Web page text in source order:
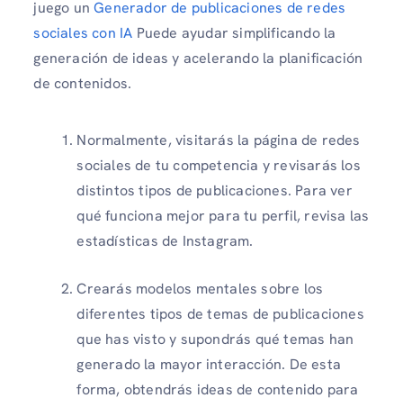
juego un Generador de publicaciones de redes
sociales con IA Puede ayudar simplificando la
generación de ideas y acelerando la planificación
de contenidos.
Normalmente, visitarás la página de redes
sociales de tu competencia y revisarás los
distintos tipos de publicaciones. Para ver
qué funciona mejor para tu perfil, revisa las
estadísticas de Instagram.
Crearás modelos mentales sobre los
diferentes tipos de temas de publicaciones
que has visto y supondrás qué temas han
generado la mayor interacción. De esta
forma, obtendrás ideas de contenido para